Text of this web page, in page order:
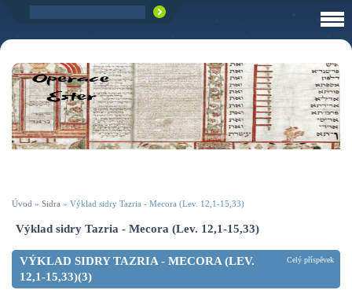
Úvod » Sidra » Výklad sidry Tazria - Mecora (Lev. 12,1-15,33)
Výklad sidry Tazria - Mecora (Lev. 12,1-15,33)
VÝKLAD SIDRY TAZRIA - MECORA (LEV.
12,1-15,33)(3)
Celý příspěvek